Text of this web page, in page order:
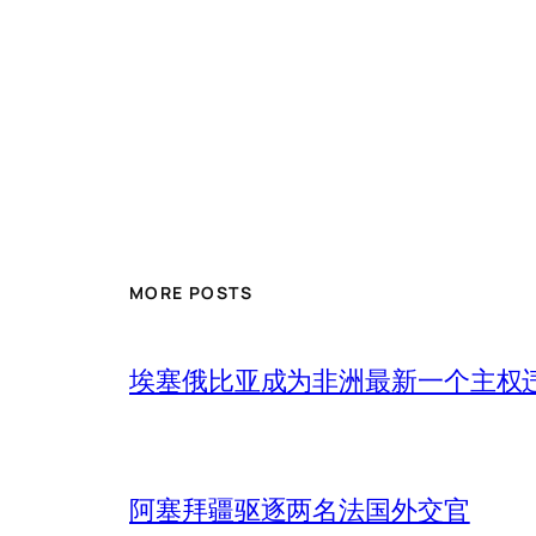
MORE POSTS
埃塞俄比亚成为非洲最新一个主权
阿塞拜疆驱逐两名法国外交官